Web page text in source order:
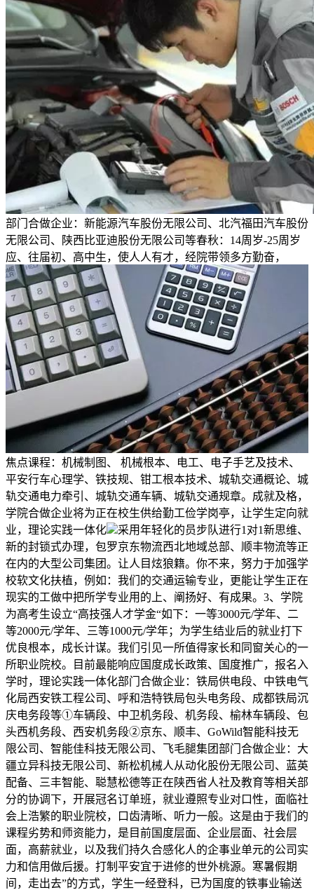
部门合做企业：新能源汽车股份无限公司、北汽福田汽车股份
无限公司、陕西比亚迪股份无限公司等春秋：14周岁-25周岁
应、往届初、高中生，使人人有才，经院带领多方勤奋，
焦点课程：机械制图、 机械根本、电工、电子手艺及技术、
平安行车心理学、铁技规、钳工根本技术、城轨交通概论、城
轨交通电力牵引、城轨交通车辆、城轨交通规章。成就及格，
学院合做企业将为正在校生供给勤工俭学岗亭，让学生定向就
业，理论实践一体化
采用年轻化的员步队进行1对1新思维、
新的封锁式办理，包罗京东物流西北地域总部、顺丰物流等正
在内的大型公司集团。让人目炫狼籍。你不来，努力于加强学
校软文化扶植，例如：我们的交通运输专业，更能让学生正在
现实的工做中把所学专业用的上、阐扬好、有成果。3、学院
为高考生设立“高技强人才学金“如下：一等3000元/学年、二
等2000元/学年、三等1000元/学年；为学生结业后的就业打下
优良根本，成长计谋。我们引见一所值得家长和同窗关心的一
所职业院校。目前最能响应国度成长政策、国度推广，报名入
学时，理论实践一体化部门合做企业：铁局供电段、中铁电气
化局西安铁工程公司、呼和浩特铁局包头电务段、成都铁局沉
庆电务段等①车辆段、中卫机务段、机务段、榆林车辆段、包
头西机务段、西安机务段②京东、顺丰、GoWild智能科技无
限公司、智能佳科技无限公司、飞毛腿集团部门合做企业：大
疆立异科技无限公司、新松机械人从动化股份无限公司、蓝英
配备、三丰智能、聪慧松德等正在陕西省人社及教育等相关部
分的协调下，开展冠名订单班，就业遵照专业对口性，面临社
会上浩繁的职业院校，口齿清晰、听力一般。这是由于我们的
课程劣势和师资能力，是目前国度层面、企业层面、社会层
面，高薪就业，以及我们持久合感化人的企事业单元的公司实
力和信用做后援。打制平安宜于进修的世外桃源。寒暑假期
间，走出去”的方式，学生一经登科，已为国度的铁事业输送